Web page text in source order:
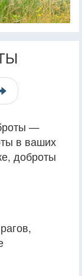
—
в ваших
доброты